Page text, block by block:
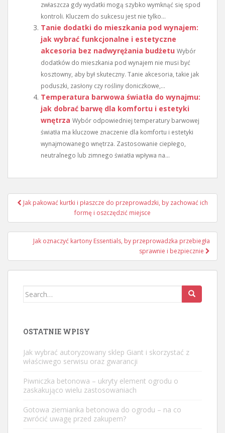
zwłaszcza gdy wydatki mogą szybko wymknąć się spod
kontroli. Kluczem do sukcesu jest nie tylko...
Tanie dodatki do mieszkania pod wynajem:
jak wybrać funkcjonalne i estetyczne
akcesoria bez nadwyrężania budżetu Wybór
dodatków do mieszkania pod wynajem nie musi być
kosztowny, aby był skuteczny. Tanie akcesoria, takie jak
poduszki, zasłony czy rośliny doniczkowe,...
Temperatura barwowa światła do wynajmu:
jak dobrać barwę dla komfortu i estetyki
wnętrza Wybór odpowiedniej temperatury barwowej
światła ma kluczowe znaczenie dla komfortu i estetyki
wynajmowanego wnętrza. Zastosowanie ciepłego,
neutralnego lub zimnego światła wpływa na...
Nawigacja
Jak pakować kurtki i płaszcze do przeprowadzki, by zachować ich
formę i oszczędzić miejsce
Jak oznaczyć kartony Essentials, by przeprowadzka przebiegła
sprawnie i bezpiecznie
Search
OSTATNIE WPISY
Jak wybrać autoryzowany sklep Giant i skorzystać z
właściwego serwisu oraz gwarancji
Piwniczka betonowa – ukryty element ogrodu o
zaskakująco wielu zastosowaniach
Gotowa ziemianka betonowa do ogrodu – na co
zwrócić uwagę przed zakupem?